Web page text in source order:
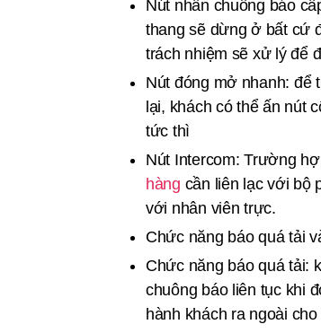
Nút nhấn chuông báo
thang sẽ dừng ở bất cứ
trách nhiệm sẽ xử lý để
Nút đóng mở nhanh: để
lại, khách có thể ấn nút
tức thì
Nút Intercom: Trường
hàng cần liên lạc với bộ
với nhân viên trực.
Chức năng báo quá tải
Chức năng báo quá tải:
chuông báo liên tục khi
hành khách ra ngoài